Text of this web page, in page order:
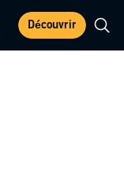
Découvrir